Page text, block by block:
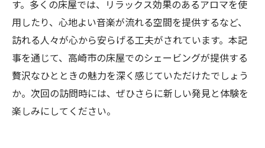
す。多くの床屋では、リラックス効果のあるアロマを使
用したり、心地よい音楽が流れる空間を提供するなど、
訪れる人々が心から安らげる工夫がされています。本記
事を通じて、高崎市の床屋でのシェービングが提供する
贅沢なひとときの魅力を深く感じていただけたでしょう
か。次回の訪問時には、ぜひさらに新しい発見と体験を
楽しみにしてください。